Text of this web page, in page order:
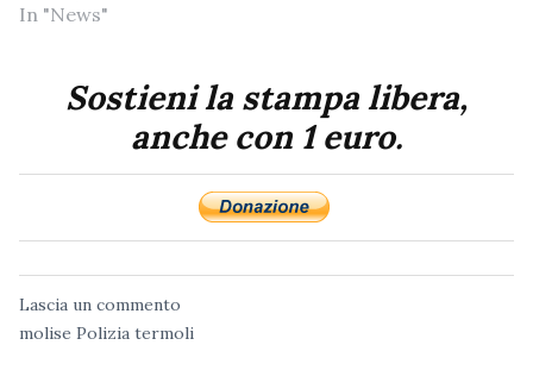
In "News"
Sostieni la stampa libera,
anche con 1 euro.
Lascia un commento
molise Polizia termoli